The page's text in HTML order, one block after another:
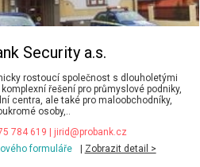
Security a.s.
rostoucí společnost s dlouholetými
řešení pro průmyslové podniky,
centra, ale také pro maloobchodníky,
osoby,..
784 619 | jirid@probank.cz
formuláře
Zobrazit detail >